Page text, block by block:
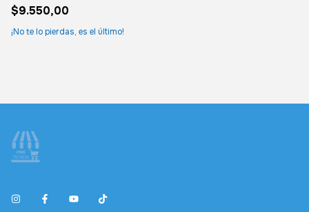
$9.550,00
¡No te lo pierdas, es el último!